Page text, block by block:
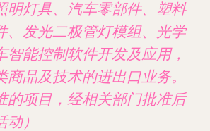
明灯具、汽车零部件、塑料
、发光二极管灯模组、光学
智能控制软件开发及应用，
商品及技术的进出口业务。
的项目，经相关部门批准后
）